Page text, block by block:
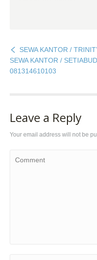
SEWA KANTOR /
SEWA KANTOR /
081314610103
Leave a Reply
Your email address will not be